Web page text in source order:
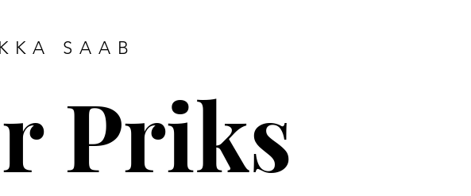
SAAB
Priks